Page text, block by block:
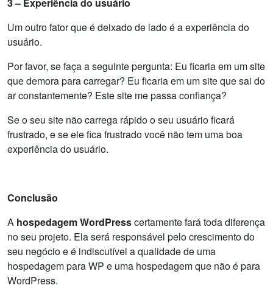
Um outro fator que é deixado de lado é a experiência do
usuário.
Por favor, se faça a seguinte pergunta: Eu ficaria em um site
que demora para carregar? Eu ficaria em um site que sai do
ar constantemente? Este site me passa confiança?
Se o seu site não carrega rápido o seu usuário ficará
frustrado, e se ele fica frustrado você não tem uma boa
experiência do usuário.
Conclusão
A hospedagem WordPresscertamente fará toda diferença
no seu projeto. Ela será responsável pelo crescimento do
seu negócio e é indiscutível a qualidade de uma
hospedagem para WP e uma hospedagem que não é para
WordPress.